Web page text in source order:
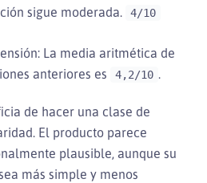
sigue moderada.
4/10
La media aritmética de
anteriores es
4,2/10 .
de hacer una clase de
El producto parece
plausible, aunque su
más simple y menos